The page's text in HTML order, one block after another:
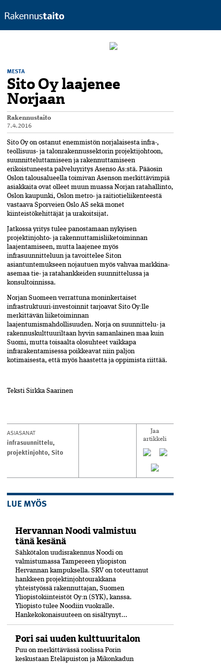
MESTA
Sito Oy laajenee
Norjaan
Rakennustaito
7.4.2016
Sito Oy on ostanut enemmistön norjalaisesta infra-,
teollisuus- ja talonrakennussektorin projektijohtoon,
suunnitteluttamiseen ja rakennuttamiseen
erikoistuneesta palveluyritys Asenso As:stä. Pääosin
Oslon talousalueella toimivan Asenson merkittävimpiä
asiakkaita ovat olleet muun muassa Norjan ratahallinto,
Oslon kaupunki, Oslon metro- ja raitiotieliikenteestä
vastaava Sporveien Oslo AS sekä monet
kiinteistökehittäjät ja urakoitsijat.
Jatkossa yritys tulee panostamaan nykyisen
projektinjohto- ja rakennuttamisliiketoiminnan
laajentamiseen, mutta laajenee myös
infrasuunnitteluun ja tavoittelee Siton
asiantuntemukseen nojautuen myös vahvaa markkina-
asemaa tie- ja ratahankkeiden suunnittelussa ja
konsultoinnissa.
Norjan Suomeen verrattuna moninkertaiset
infrastruktuuri-investoinnit tarjoavat Sito Oy:lle
merkittävän liiketoiminnan
laajentumismahdollisuuden. Norja on suunnittelu- ja
rakennuskulttuuriltaan hyvin samanlainen maa kuin
Suomi, mutta toisaalta olosuhteet vaikkapa
infrarakentamisessa poikkeavat niin paljon
kotimaisesta, että myös haastetta ja oppimista riittää.
Teksti Sirkka Saarinen
ASIASANAT
infrasuunnittelu,
projektinjohto, Sito
Jaa
artikkeli
LUE MYÖS
Hervannan Noodi valmistuu
tänä kesänä
Sähkötalon uudisrakennus Noodi on
valmistumassa Tampereen yliopiston
Hervannan kampuksella. SRV on toteuttanut
hankkeen projektinjohtourakkana
yhteistyössä rakennuttajan, Suomen
Yliopistokiinteistöt Oy:n (SYK), kanssa.
Yliopisto tulee Noodiin vuokralle.
Hankekokonaisuuteen on sisältynyt...
Pori sai uuden kulttuuritalon
Puu on merkittävässä roolissa Porin
keskustaan Eteläpuiston ja Mikonkadun